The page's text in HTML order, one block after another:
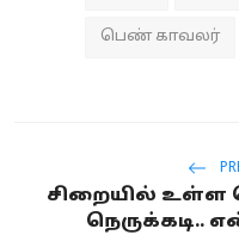
பெண் காவலர்
சிறையில் உள்ள
நெருக்கடி..